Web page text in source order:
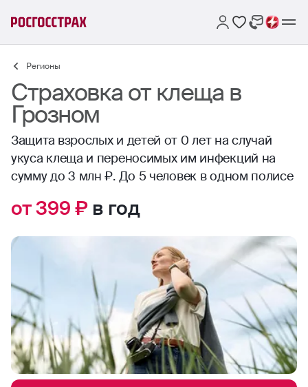
Регионы
Страховка от клеща в
Грозном
Защита взрослых и детей от 0 лет на случай
укуса клеща и переносимых им инфекций на
сумму до 3 млн ₽. До 5 человек в одном полисе
от 399 ₽в год